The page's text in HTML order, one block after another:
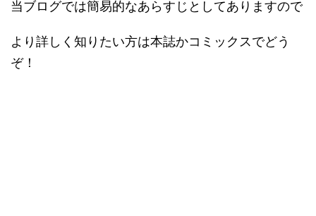
当ブログでは簡易的なあらすじとしてありますので
より詳しく知りたい方は本誌かコミックスでどう
ぞ！